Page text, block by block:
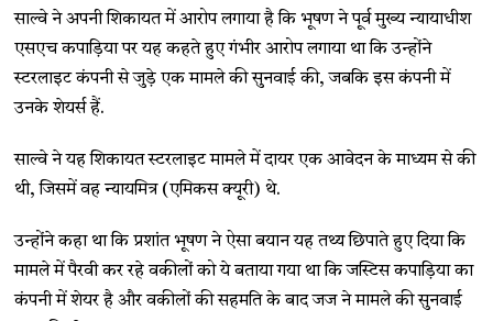
साल्वे ने अपनी शिकायत में आरोप लगाया है कि भूषण ने पूर्व मुख्य न्यायाधीश
एसएच कपाड़िया पर यह कहते हुए गंभीर आरोप लगाया था कि उन्होंने
स्टरलाइट कंपनी से जुड़े एक मामले की सुनवाई की, जबकि इस कंपनी में
उनके शेयर्स हैं.
साल्वे ने यह शिकायत स्टरलाइट मामले में दायर एक आवेदन के माध्यम से की
थी, जिसमें वह न्यायमित्र (एमिकस क्यूरी) थे.
उन्होंने कहा था कि प्रशांत भूषण ने ऐसा बयान यह तथ्य छिपाते हुए दिया कि
मामले में पैरवी कर रहे वकीलों को ये बताया गया था कि जस्टिस कपाड़िया का
कंपनी में शेयर है और वकीलों की सहमति के बाद जज ने मामले की सुनवाई